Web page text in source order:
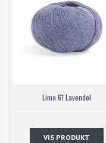
Lima 61 Lavendel
VIS PRODUKT